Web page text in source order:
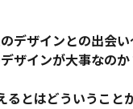
デザインとの出会い
交差点
とは
戦略
ザインが大事なのか
ムではなく、システ
とはどういうこと